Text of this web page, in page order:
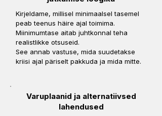
Kirjeldame, millisel minimaalsel tasemel
peab teenus häire ajal toimima.
Miinimumtase aitab juhtkonnal teha
realistlikke otsuseid.
See annab vastuse, mida suudetakse
kriisi ajal päriselt pakkuda ja mida mitte.
Varuplaanid ja alternatiivsed
lahendused